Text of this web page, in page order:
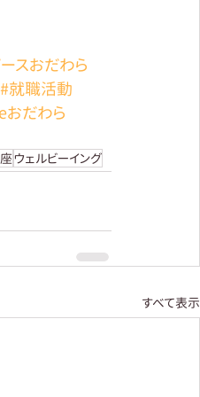
スおだわら
#就職活動
だわら
ウェルビーイング
すべて表示